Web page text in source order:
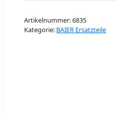
Artikelnummer:6835
Kategorie: BAIER Ersatzteile